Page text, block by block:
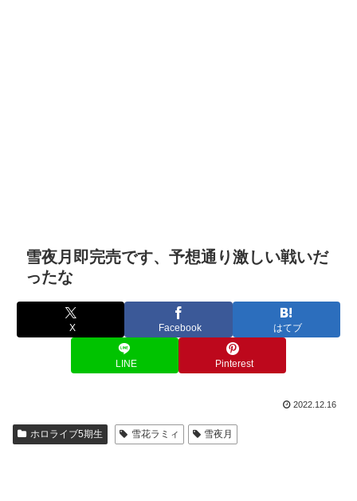
雪夜月即完売です、予想通り激しい戦いだ
ったな
X Facebook はてブ
LINE Pinterest
2022.12.16
ホロライブ5期生 雪花ラミィ 雪夜月